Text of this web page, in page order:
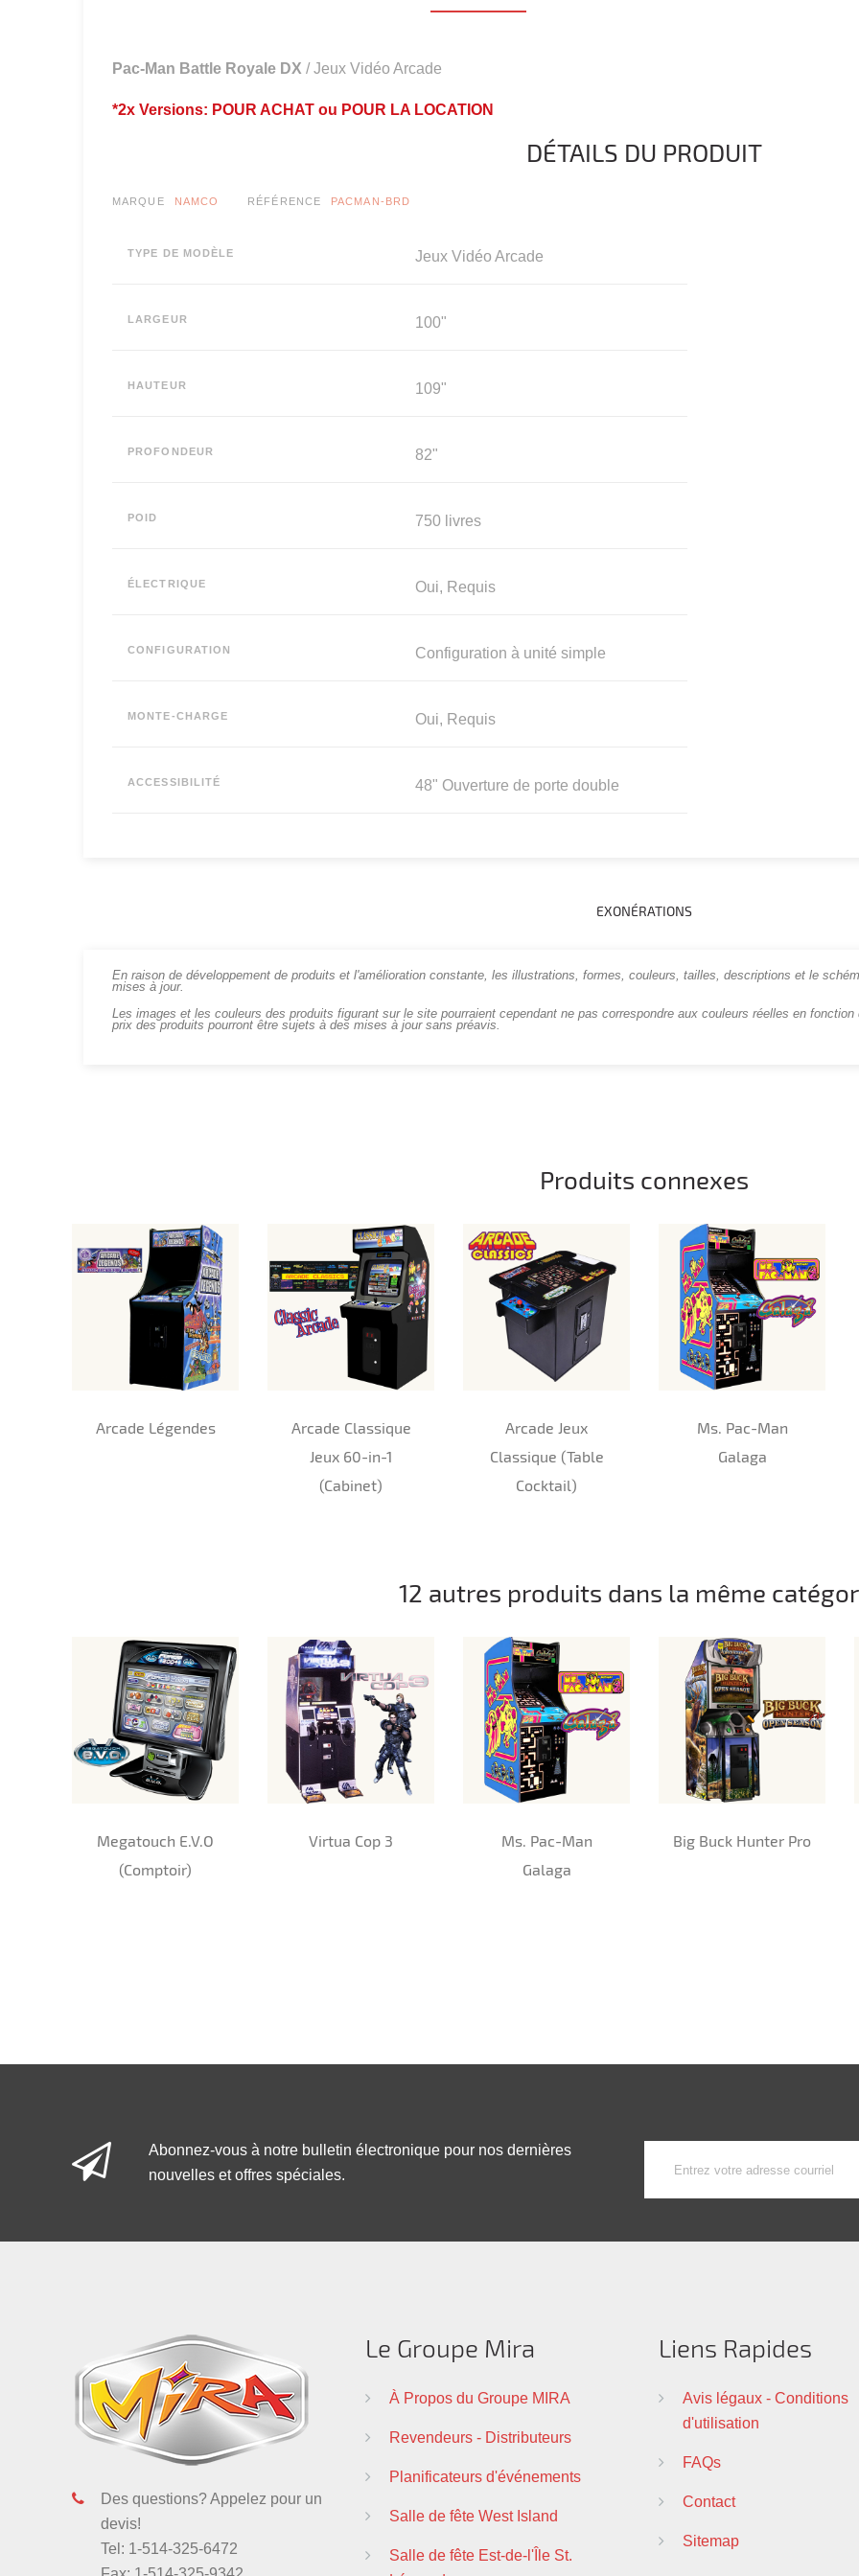
Pac-Man Battle Royale DX / Jeux Vidéo Arcade
*2x Versions: POUR ACHAT ou POUR LA LOCATION
DÉTAILS DU PRODUIT
MARQUE NAMCO RÉFÉRENCE PACMAN-BRD
TYPE DE MODÈLE Jeux Vidéo Arcade
LARGEUR 100"
HAUTEUR 109"
PROFONDEUR 82"
POID 750 livres
ÉLECTRIQUE Oui, Requis
CONFIGURATION Configuration à unité simple
MONTE-CHARGE Oui, Requis
ACCESSIBILITÉ 48" Ouverture de porte double
EXONÉRATIONS
En raison de développement de produits et l'amélioration constante, les illustrations, formes, couleurs, tailles, descriptions et le
mises à jour.
Les images et les couleurs des produits figurant sur le site pourraient cependant ne pas correspondre aux couleurs réelles en
prix des produits pourront être sujets à des mises à jour sans préavis.
Produits connexes
Arcade Légendes
Arcade Classique
Jeux 60-in-1
(Cabinet)
Arcade Jeux
Classique (Table
Cocktail)
Ms. Pac-Man
Galaga
12 autres produits dans la même
Megatouch E.V.O
(Comptoir)
Virtua Cop 3
Ms. Pac-Man
Galaga
Big Buck Hunter Pro
Abonnez-vous à notre bulletin électronique pour nos dernières
nouvelles et offres spéciales.
Des questions? Appelez pour un
devis!
Tel: 1-514-325-6472
Le Groupe Mira
À Propos du Groupe MIRA
Revendeurs - Distributeurs
Planificateurs d'événements
Salle de fête West Island
Salle de fête Est-de-l'Île St.
Liens Rapides
Avis légaux - Conditions
d'utilisation
FAQs
Contact
Sitemap